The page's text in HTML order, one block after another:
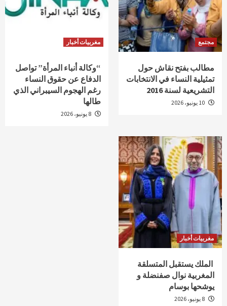
مجتمع
مطالب بفتح نقاش حول
تمثيلية النساء في الانتخابات
التشريعية لسنة 2016
مغربيات أخبار
“وكالة أنباء المرأة” تواصل
الدفاع عن حقوق النساء
رغم الهجوم السيبراني الذي
طالها
مغربيات أخبار
الملك يستقبل المتسلقة
المغربية نوال صفنضلة و
يوشحها بوسام